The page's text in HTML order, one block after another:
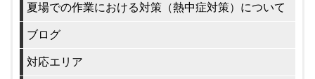
夏場での作業における対策（熱中症対策）について
ブログ
対応エリア